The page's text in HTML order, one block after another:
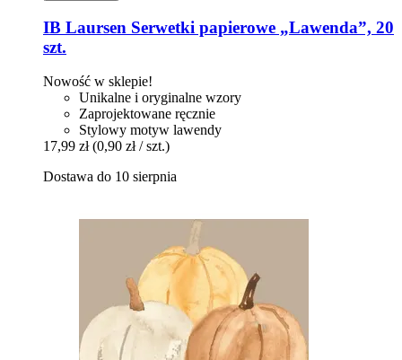
IB Laursen Serwetki papierowe „Lawenda”, 20
szt.
Nowość w sklepie!
Unikalne i oryginalne wzory
Zaprojektowane ręcznie
Stylowy motyw lawendy
17,99 zł (0,90 zł / szt.)
Dostawa do 10 sierpnia